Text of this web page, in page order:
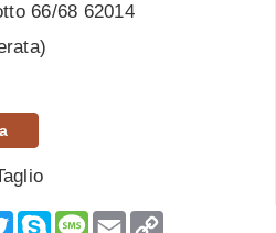
66/68 62014
)
TwitterSkypeMessage
Email